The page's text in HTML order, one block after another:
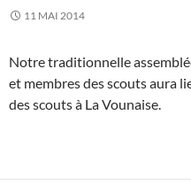
11 MAI 2014
Notre traditionnelle
et membres des scouts aura
des scouts à La Vounaise.